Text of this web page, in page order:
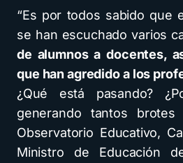
“Es por todos sabido que
se han escuchado varios
de alumnos a docentes,
que han agredido a los
¿Qué está pasando?
generando tantos brotes
Observatorio Educativo,
Ministro de Educación